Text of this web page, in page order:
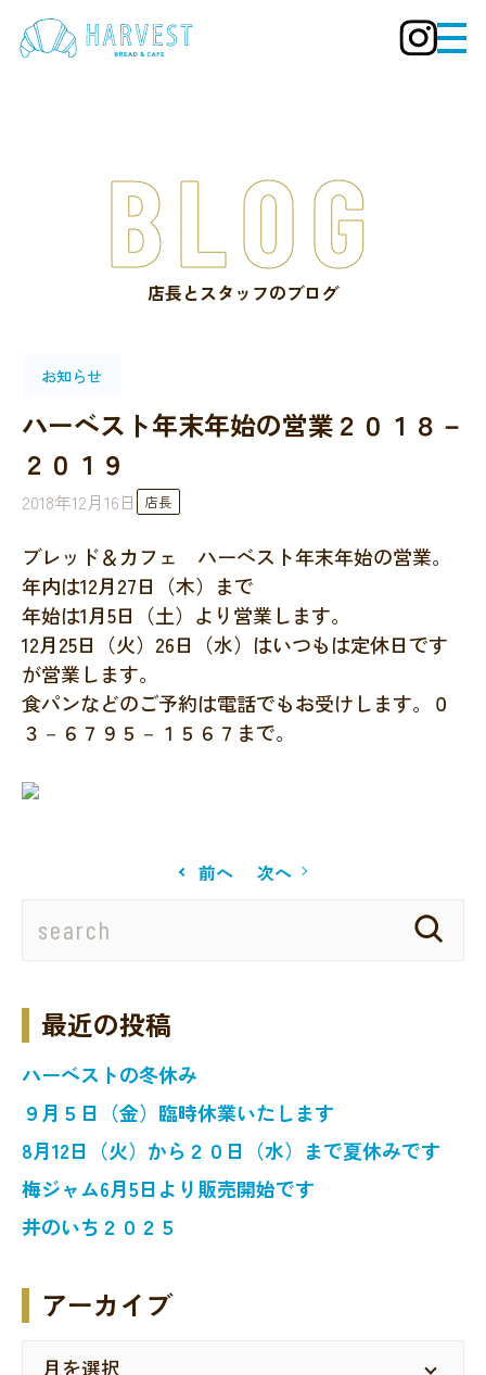
店長とスタッフのブログ
BLOG
お知らせ
ハーベスト年末年始の営業２０１８－
２０１９
2018年12月16日 店長
ブレッド＆カフェ ハーベスト年末年始の営業。
年内は12月27日（木）まで
年始は1月5日（土）より営業します。
12月25日（火）26日（水）はいつもは定休日です
が営業します。
食パンなどのご予約は電話でもお受けします。０
３－６７９５－１５６７まで。
前へ 次へ
最近の投稿
ハーベストの冬休み
９月５日（金）臨時休業いたします
8月12日（火）から２０日（水）まで夏休みです
梅ジャム6月5日より販売開始です
井のいち２０２５
アーカイブ